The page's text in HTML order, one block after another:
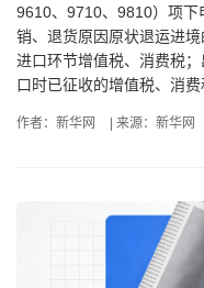
9610、9710、9810）项下
销、退货原因原状退运进
进口环节增值税、消费税
口时已征收的增值税、消费
作者：新华网 来源：新华网